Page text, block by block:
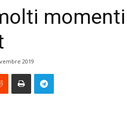
2019